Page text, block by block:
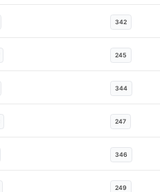
342
245
344
247
346
249